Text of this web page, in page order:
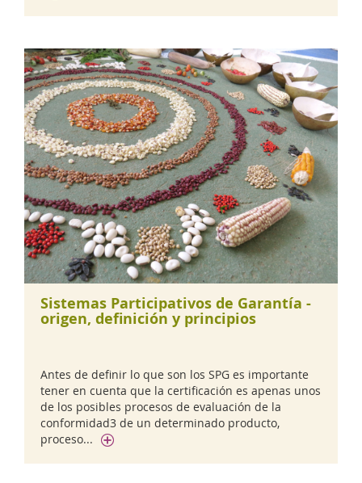
Sistemas Participativos de Garantía -
origen, definición y principios
Antes de definir lo que son los SPG es importante
tener en cuenta que la certificación es apenas unos
de los posibles procesos de evaluación de la
conformidad3 de un determinado producto,
proceso...